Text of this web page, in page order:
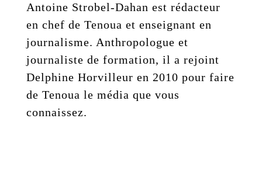
Antoine Strobel-Dahan est rédacteur
en chef de Tenoua et enseignant en
journalisme. Anthropologue et
journaliste de formation, il a rejoint
Delphine Horvilleur en 2010 pour faire
de Tenoua le média que vous
connaissez.